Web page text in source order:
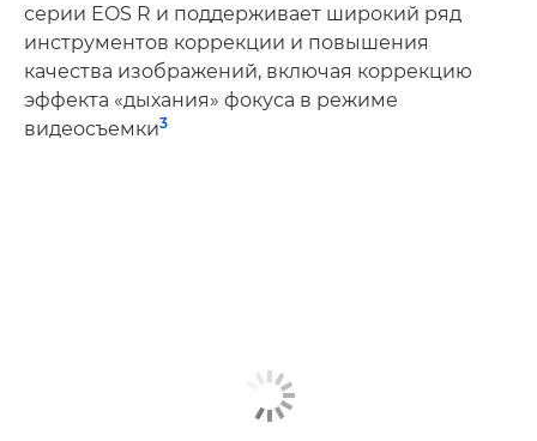
серии EOS R и поддерживает широкий ряд
инструментов коррекции и повышения
качества изображений, включая коррекцию
эффекта «дыхания» фокуса в режиме
видеосъемки3